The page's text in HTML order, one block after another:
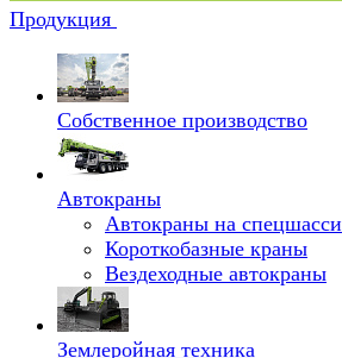
Продукция
Собственное производство
Автокраны
Автокраны на спецшасси
Короткобазные краны
Вездеходные автокраны
Землеройная техника